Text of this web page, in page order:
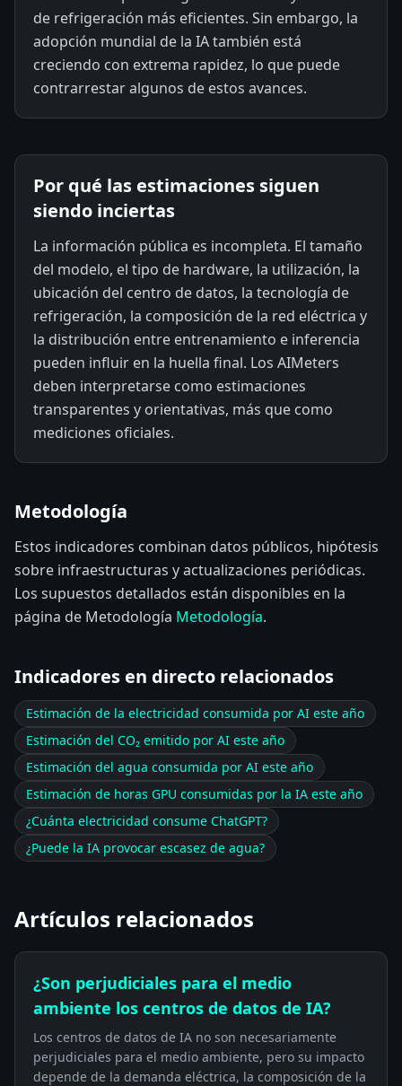
de refrigeración más eficientes. Sin embargo, la
adopción mundial de la IA también está
creciendo con extrema rapidez, lo que puede
contrarrestar algunos de estos avances.
Por qué las estimaciones siguen
siendo inciertas
La información pública es incompleta. El tamaño
del modelo, el tipo de hardware, la utilización, la
ubicación del centro de datos, la tecnología de
refrigeración, la composición de la red eléctrica y
la distribución entre entrenamiento e inferencia
pueden influir en la huella final. Los AIMeters
deben interpretarse como estimaciones
transparentes y orientativas, más que como
mediciones oficiales.
Metodología
Estos indicadores combinan datos públicos, hipótesis
sobre infraestructuras y actualizaciones periódicas.
Los supuestos detallados están disponibles en la
página de Metodología Metodología.
Indicadores en directo relacionados
Estimación de la electricidad consumida por AI este año
Estimación del CO₂ emitido por AI este año
Estimación del agua consumida por AI este año
Estimación de horas GPU consumidas por la IA este año
¿Cuánta electricidad consume ChatGPT?
¿Puede la IA provocar escasez de agua?
Artículos relacionados
¿Son perjudiciales para el medio
ambiente los centros de datos de IA?
Los centros de datos de IA no son necesariamente
perjudiciales para el medio ambiente, pero su impacto
depende de la demanda eléctrica, la composición de la